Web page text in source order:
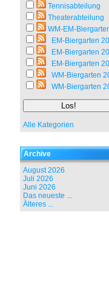
Tennisabteilung
Theaterabteilung
WM-EM-
EM-Biergarten
EM-Biergarten
EM-Biergarten
WM-Biergarten
WM-Biergarten
Alle Kategorien
Archive
August 2026
Juli 2026
Juni 2026
Das neueste ...
Älteres ...